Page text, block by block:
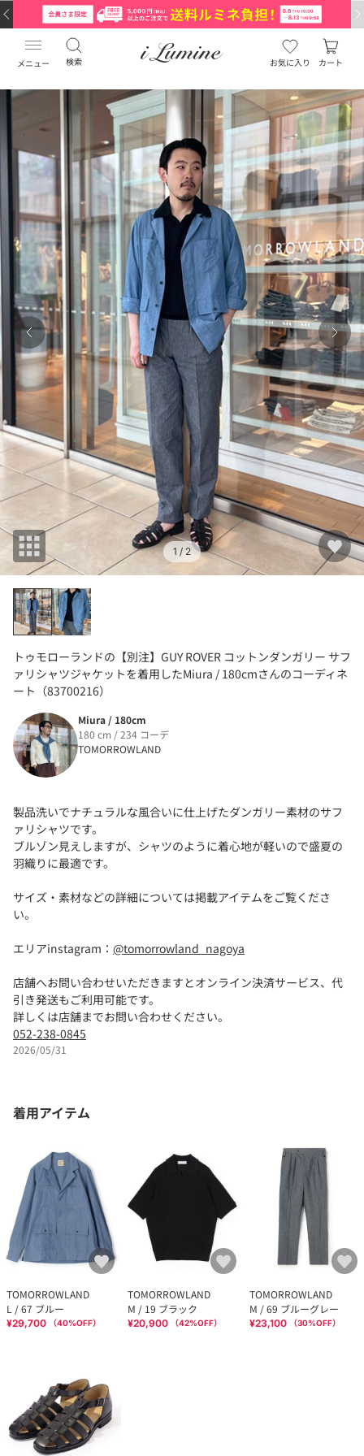
メニュー 検索 お気に入り カート
1 / 2
トゥモローランドの【別注】GUY ROVER コットンダンガリー サフ
ァリシャツジャケットを着用したMiura / 180cmさんのコーディネ
ート（83700216）
Miura / 180cm
180 cm / 234 コーデ
TOMORROWLAND
製品洗いでナチュラルな風合いに仕上げたダンガリー素材のサフ
ァリシャツです。
ブルゾン見えしますが、シャツのように着心地が軽いので盛夏の
羽織りに最適です。
サイズ・素材などの詳細については掲載アイテムをご覧くださ
い。
エリアinstagram： @tomorrowland_nagoya
店舗へお問い合わせいただきますとオンライン決済サービス、代
引き発送もご利用可能です。
詳しくは店舗までお問い合わせください。
052-238-0845
2026/05/31
着用アイテム
TOMORROWLAND
L / 67 ブルー
¥29,700 （40%OFF）
TOMORROWLAND
M / 19 ブラック
¥20,900 （42%OFF）
TOMORROWLAND
M / 69 ブルーグレー
¥23,100 （30%OFF）